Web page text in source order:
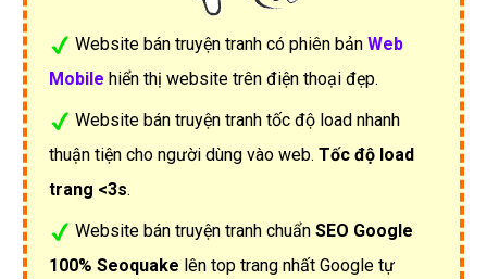
Website bán truyện tranh có phiên bản Web
Mobile hiển thị website trên điện thoại đẹp.
Website bán truyện tranh tốc độ load nhanh
thuận tiện cho người dùng vào web. Tốc độ load
trang <3s.
Website bán truyện tranh chuẩn SEO Google
100% Seoquake lên top trang nhất Google tự